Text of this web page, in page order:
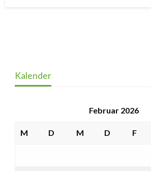
Kalender
Februar 2026
M D M D F